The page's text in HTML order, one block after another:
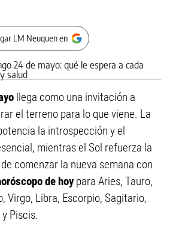
LM Neuquen en
llega como una invitación a
el terreno para lo que viene. La
la introspección y el
mientras el Sol refuerza la
comenzar la nueva semana con
de hoypara Aries, Tauro,
Virgo, Libra, Escorpio, Sagitario,
Piscis.